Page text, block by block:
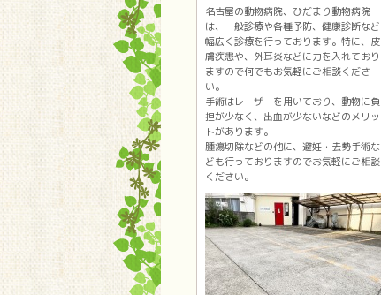
名古屋の動物病院、ひだまり動物病院
は、一般診療や各種予防、健康診断など
幅広く診療を行っております。特に、皮
膚疾患や、外耳炎などに力を入れており
ますので何でもお気軽にご相談くださ
い。
手術はレーザーを用いており、動物に負
担が少なく、出血が少ないなどのメリッ
トがあります。
腫瘍切除などの他に、避妊・去勢手術な
ども行っておりますのでお気軽にご相談
ください。